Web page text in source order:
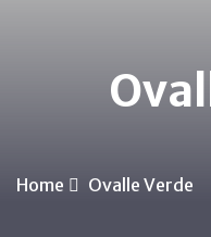
Home Ovalle Verde